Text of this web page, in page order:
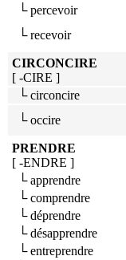
└ percevoir
└ recevoir
CIRCONCIRE
[ -CIRE ]
└ circoncire
└ occire
PRENDRE
[ -ENDRE ]
└ apprendre
└ comprendre
└ déprendre
└ désapprendre
└ entreprendre